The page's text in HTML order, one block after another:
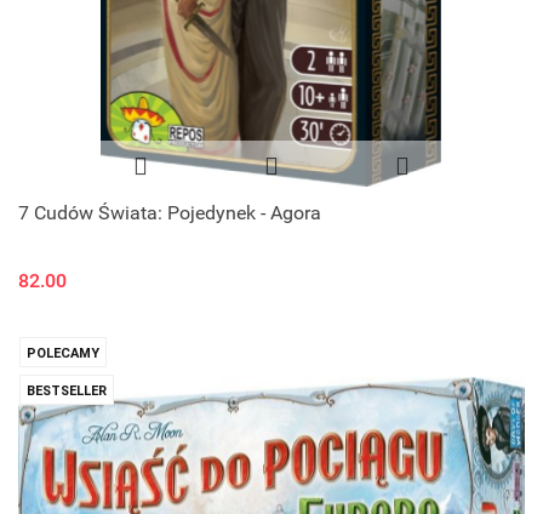
7 Cudów Świata: Pojedynek - Agora
82.00
POLECAMY
BESTSELLER